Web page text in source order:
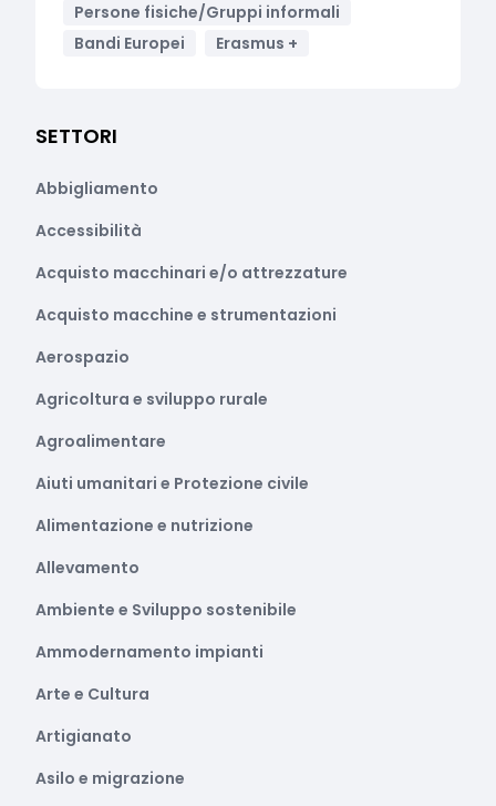
Persone fisiche/Gruppi informali
Bandi Europei
Erasmus +
SETTORI
Abbigliamento
Accessibilità
Acquisto macchinari e/o attrezzature
Acquisto macchine e strumentazioni
Aerospazio
Agricoltura e sviluppo rurale
Agroalimentare
Aiuti umanitari e Protezione civile
Alimentazione e nutrizione
Allevamento
Ambiente e Sviluppo sostenibile
Ammodernamento impianti
Arte e Cultura
Artigianato
Asilo e migrazione